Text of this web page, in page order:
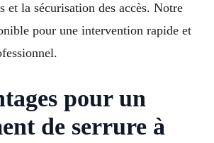
et la sécurisation des accès. Notre
pour une intervention rapide et
pour un
de serrure à